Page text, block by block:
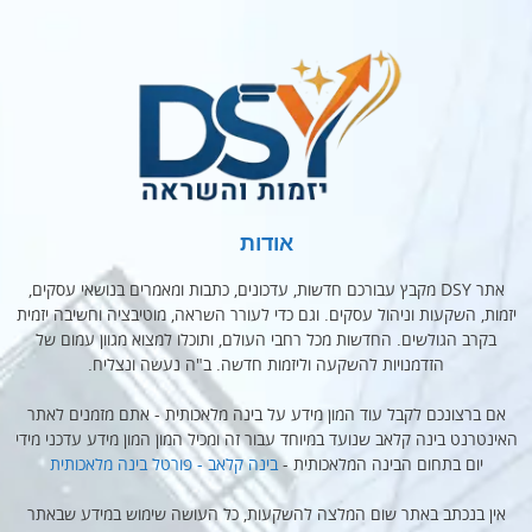
אודות
אתר DSY מקבץ עבורכם חדשות, עדכונים, כתבות ומאמרים בנושאי עסקים,
יזמות, השקעות וניהול עסקים. וגם כדי לעורר השראה, מוטיבציה וחשיבה יזמית
בקרב הגולשים. החדשות מכל רחבי העולם, ותוכלו למצוא מגוון עמום של
הזדמנויות להשקעה וליזמות חדשה. ב"ה נעשה ונצליח.
אם ברצונכם לקבל עוד המון מידע על בינה מלאכותית - אתם מזמנים לאתר
האינטרנט בינה קלאב שנועד במיוחד עבור זה ומכיל המון המון מידע עדכני מידי
יום בתחום הבינה המלאכותית -בינה קלאב - פורטל בינה מלאכותית
אין בנכתב באתר שום המלצה להשקעות, כל העושה שימוש במידע שבאתר